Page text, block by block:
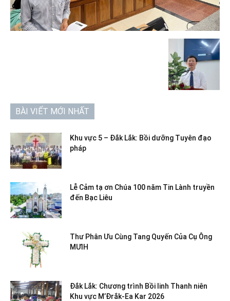
BÀI VIẾT MỚI NHẤT
Khu vực 5 – Đắk Lắk: Bồi dưỡng Tuyên đạo
pháp
Lễ Cảm tạ ơn Chúa 100 năm Tin Lành truyền
đến Bạc Liêu
Thư Phân Ưu Cùng Tang Quyến Của Cụ Ông
MƯIH
Đắk Lắk: Chương trình Bồi linh Thanh niên
Khu vực M’Đrắk-Ea Kar 2026